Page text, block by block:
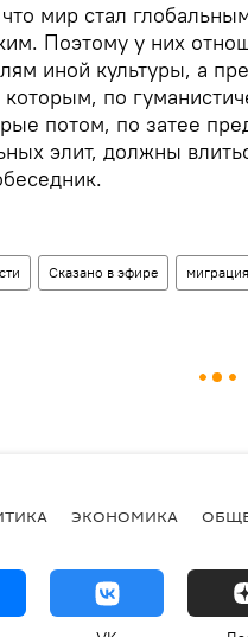
мир стал
Поэтому у них
иной культуры, а
которым, по
потом, по затее
элит, должны
Сказано в эфире миграция
ЭКОНОМИКА